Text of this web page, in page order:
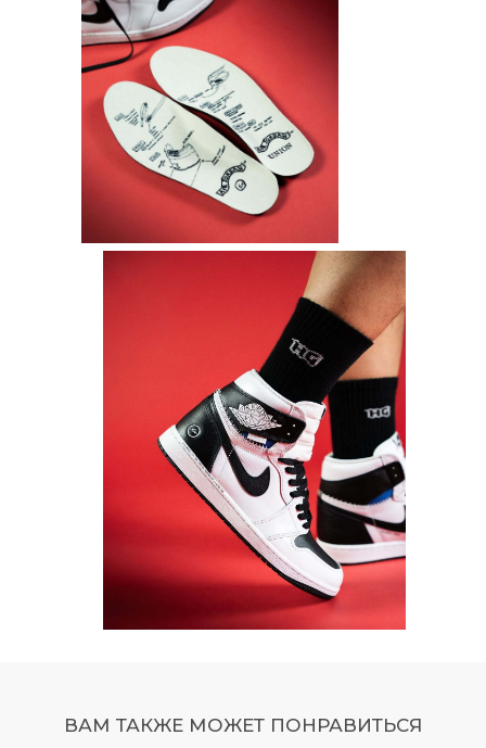
ВАМ ТАКЖЕ МОЖЕТ ПОНРАВИТЬСЯ